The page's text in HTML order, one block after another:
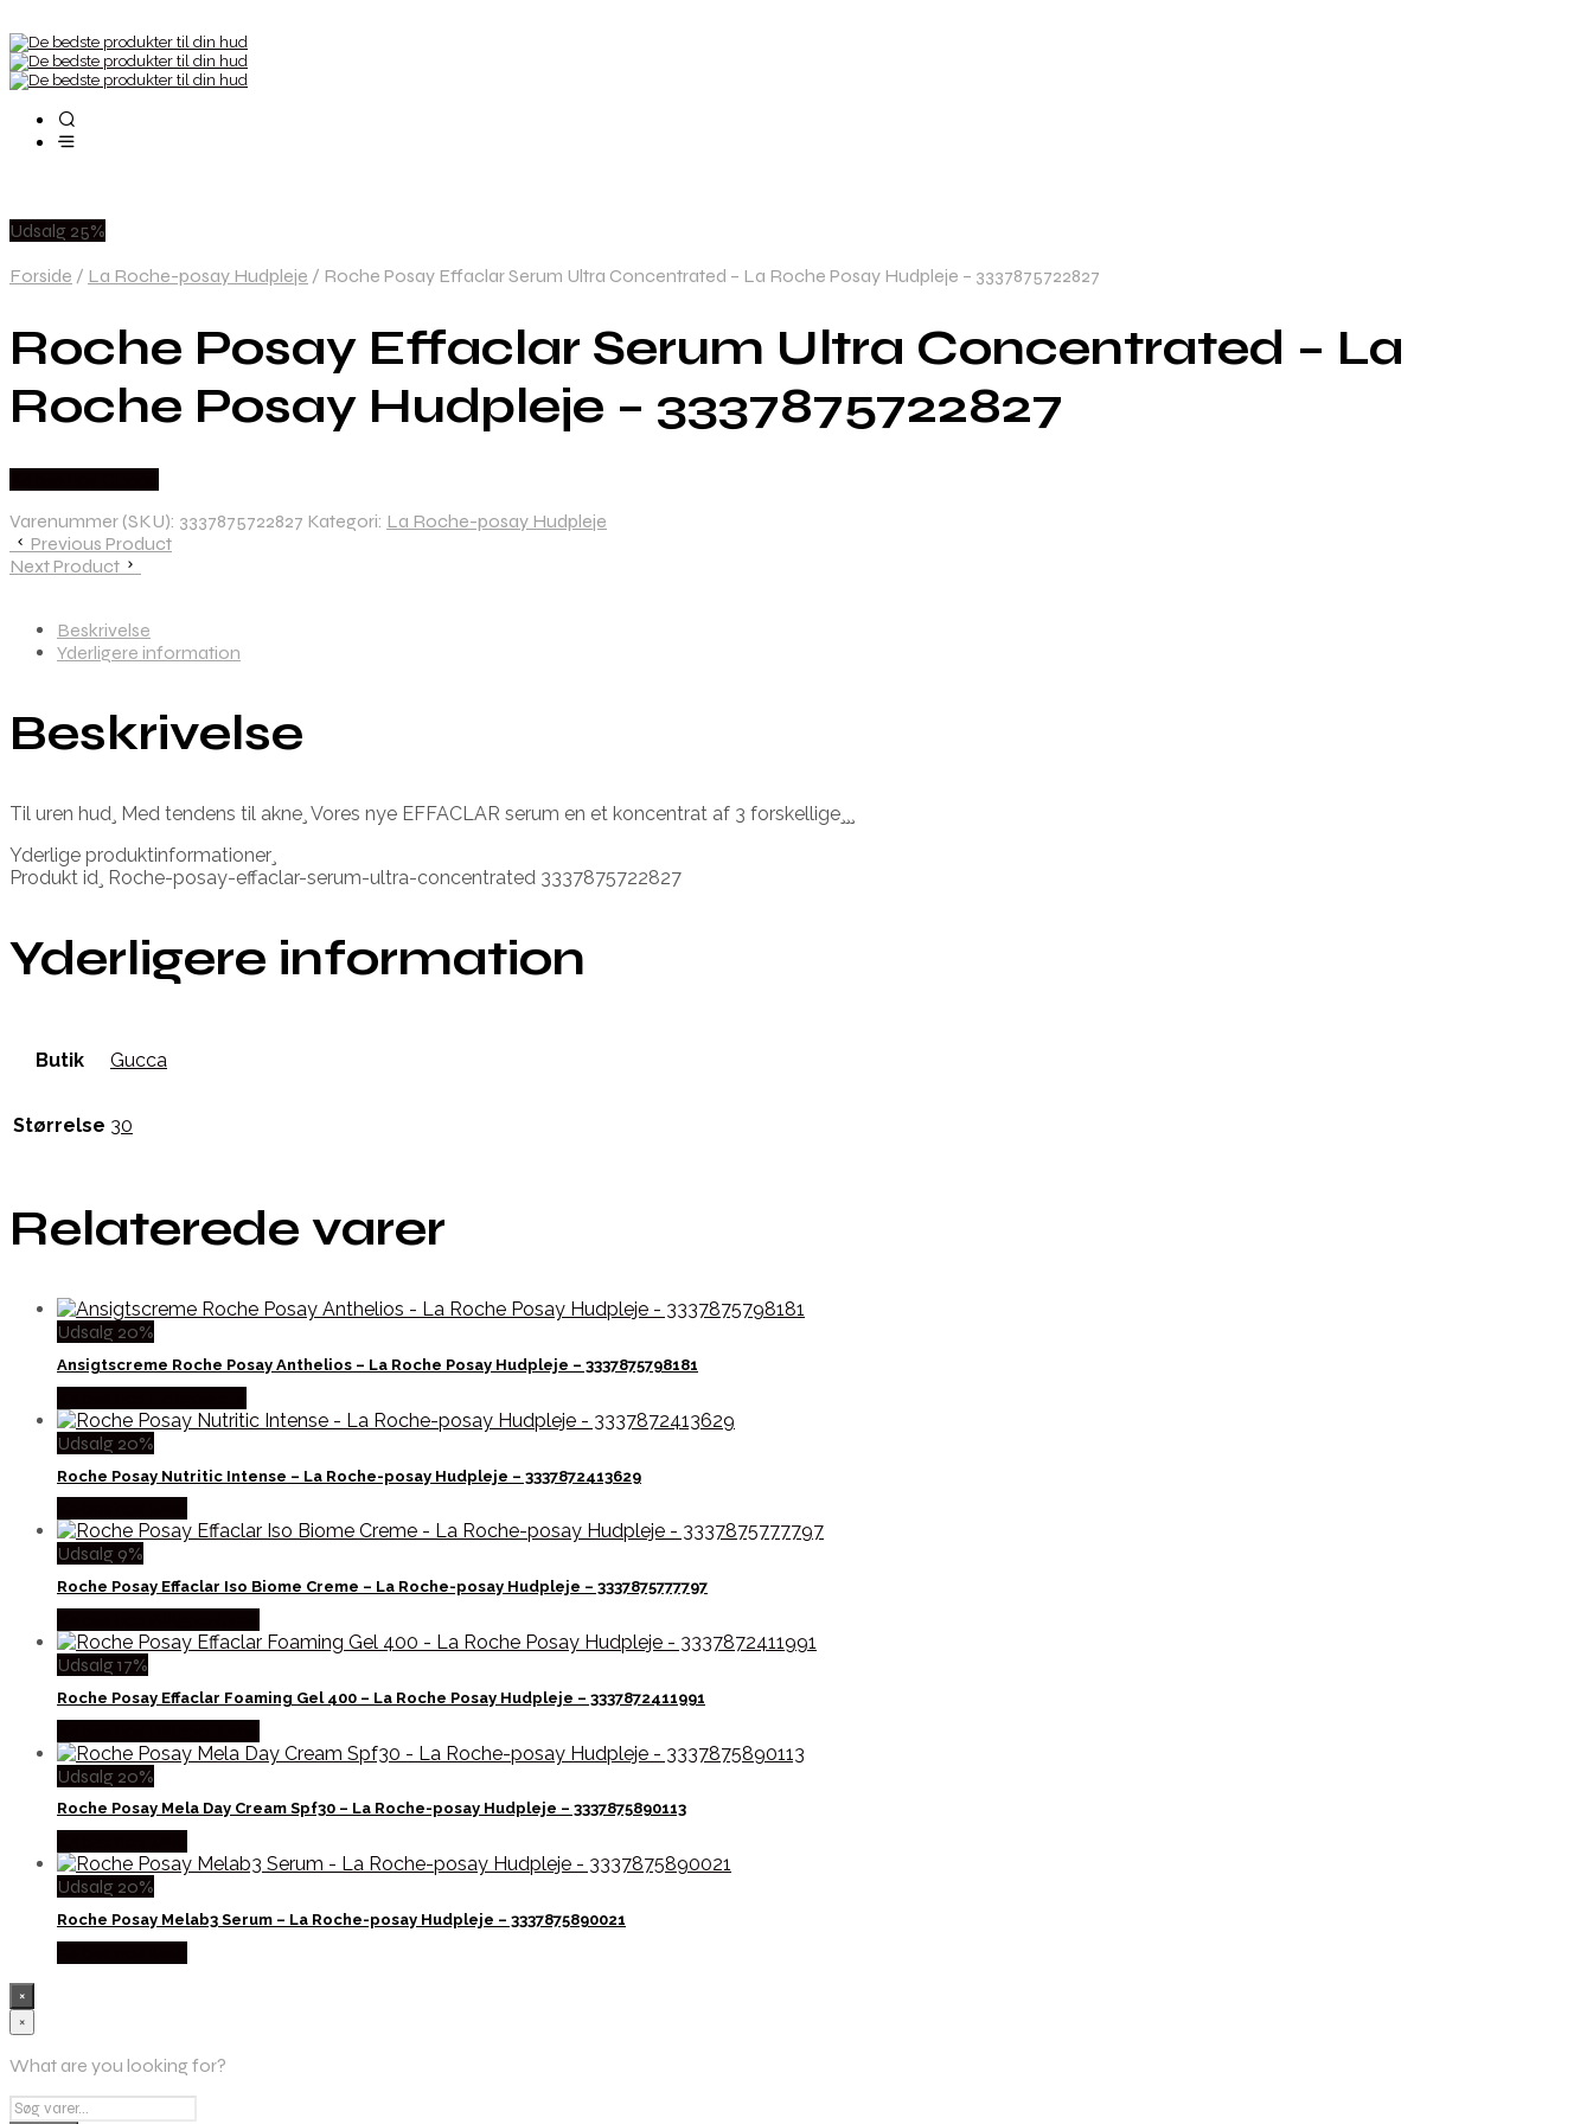
Udsalg 25%
Forside / La Roche-posay Hudpleje / Roche Posay Effaclar Serum Ultra Concentrated – La Roche Posay Hudpleje – 3337875722827
Roche Posay Effaclar Serum Ultra Concentrated – La
Roche Posay Hudpleje – 3337875722827
Varenummer (SKU): 3337875722827 Kategori: La Roche-posay Hudpleje
Previous Product
Next Product
Beskrivelse
Yderligere information
Beskrivelse
Til uren hud¸ Med tendens til akne¸ Vores nye EFFACLAR serum en et koncentrat af 3 forskellige¸¸¸
Yderlige produktinformationer¸
Produkt id¸ Roche-posay-effaclar-serum-ultra-concentrated 3337875722827
Yderligere information
Butik Gucca
Størrelse 30
Relaterede varer
Udsalg 20%
Ansigtscreme Roche Posay Anthelios – La Roche Posay Hudpleje – 3337875798181
Udsalg 20%
Roche Posay Nutritic Intense – La Roche-posay Hudpleje – 3337872413629
Udsalg 9%
Roche Posay Effaclar Iso Biome Creme – La Roche-posay Hudpleje – 3337875777797
Udsalg 17%
Roche Posay Effaclar Foaming Gel 400 – La Roche Posay Hudpleje – 3337872411991
Udsalg 20%
Roche Posay Mela Day Cream Spf30 – La Roche-posay Hudpleje – 3337875890113
Udsalg 20%
Roche Posay Melab3 Serum – La Roche-posay Hudpleje – 3337875890021
×
×
What are you looking for?